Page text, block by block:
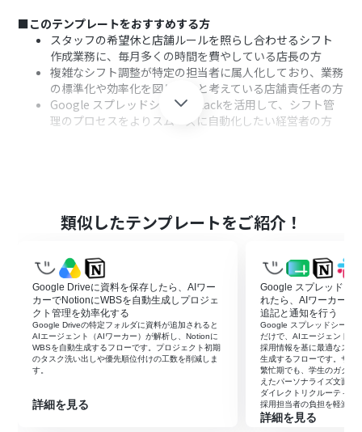
■このテンプレートをおすすめする方
スタッフの希望休と店舗ルールを照らし合わせるシフト
作成業務に、毎月多くの時間を費やしている店長の方
複雑なシフト調整が特定の担当者に属人化しており、業務
の標準化や効率化を図りたいと考えている店舗責任者の方
Google スプレッドシートやSlackを活用して、シフト管
理のプロセスをよりスムーズに自動化したい経営者の方
複雑な条件をAIワーカーが客観的に判断してシフトを組む
のないシフト編成が実現します。
■フローボットの流れ
はじめに、Google スプレッドシートとSlackをYoomと連
携します。
次に、トリガーで、スケジュールトリガーを選択し、実行
タイミングを設定します。
最後に、AIワーカーで、スタッフの希望休と店舗の運用ル
ールを照合し、不公平のない翌月のシフト一次案を自動
生成するためのマニュアル（指示）を作成します。
類似したテンプレートをご紹介！
Google Driveに資料を保存したら、AIワー
カーでNotionにWBSを自動生成しプロジェ
クト管理を効率化する
Google Driveの特定フォルダに資料が追加されると
AIエージェント（AIワーカー）が解析し、Notionに
WBSを自動生成するフローです。プロジェクト初期
のタスク洗い出しや優先順位付けの工数を削減しま
す。
詳細を見る
Google スプレッドシ
れたら、AIワーカーで
追記と通知を行う
Google スプレッドシート
だけで、AIエージェント（
採用情報を基に最適なスカ
生成するフローです。サマ
繁忙期でも、学生のガクチ
えたパーソナライズ文面を
ダイレクトリクルーティン
採用担当者の負担を軽減し
詳細を見る